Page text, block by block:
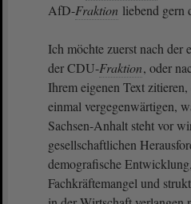
AfD-Fraktion liebend gern
Ich möchte zuerst nach der
der CDU-Fraktion, oder
Ihrem eigenen Text
einmal vergegenwärtigen,
Sachsen-Anhalt steht vor
gesellschaftlichen
demografische
Fachkräftemangel und